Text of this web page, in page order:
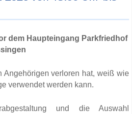
dem Haupteingang Parkfriedhof
Angehörigen verloren hat, weiß wie
verwendet werden kann.
und die Auswahl